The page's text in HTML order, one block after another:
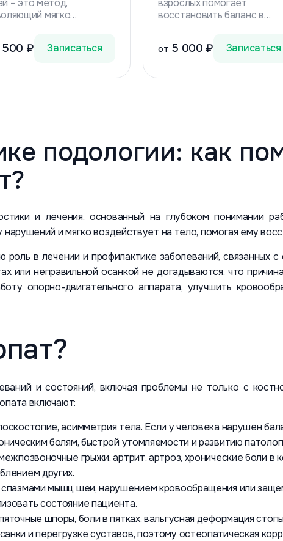
– это метод,
мягко
у малышей и
проблем с
500 ₽ Записаться
взрослых помогает
восстановить баланс в
работу внутренних органов
позвоночнике.
от 5 000 ₽ Записаться
подологии: как
и лечения, основанный на глубоком понимании
и мягко воздействует на тело, помогая ему
в лечении и профилактике заболеваний, связанных
или неправильной осанкой не догадываются, что
опорно-двигательного аппарата, улучшить
и состояний, включая проблемы не только с
включают:
асимметрия тела. Если у человека нарушен
болям, быстрой утомляемости и развитию
грыжи, артрит, артроз, хронические боли в
других.
спазмами мышц шеи, нарушением кровообращения или
состояние пациента.
шпоры, боли в пятках, вальгусная деформация
и перегрузке суставов, поэтому остеопатическая